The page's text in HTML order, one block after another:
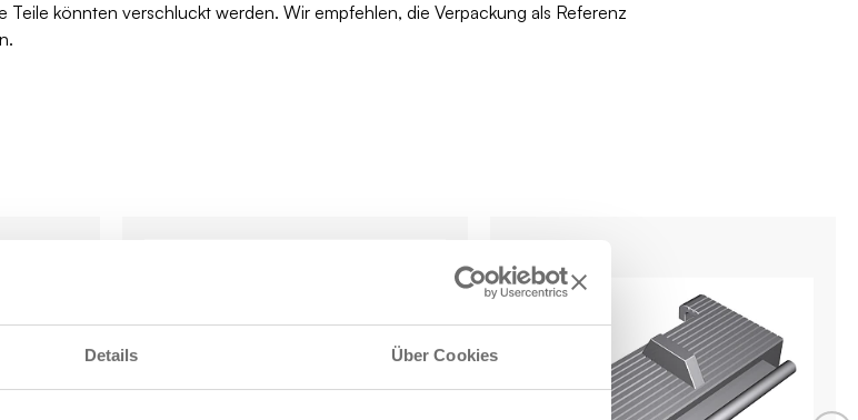
Details Über Cookies
könnten verschluckt werden. Wir empfehlen, die Verpackung als Referenz